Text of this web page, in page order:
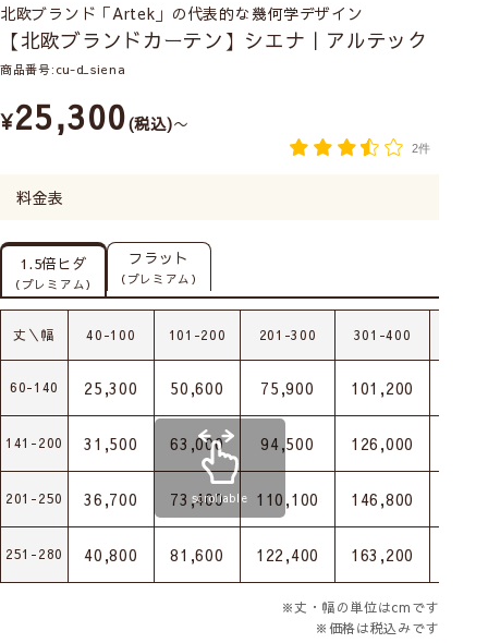
北欧ブランド「Artek」の代表的な幾何学デザイン
【北欧ブランドカーテン】シエナ｜アルテック
商品番号 cu-d_siena
¥25,300 税込 〜
2件
料金表
1.5倍ヒダ
（プレミアム）
フラット
（プレミアム）
丈＼幅 40-100 101-200 201-300 301-400
60-140 25,300 50,600 75,900 101,200
141-200 31,500 63,000 94,500 126,000
201-250 36,700 73,400 110,100 146,800
251-280 40,800 81,600 122,400 163,200
scrollable
※丈・幅の単位はcmです
※価格は税込みです